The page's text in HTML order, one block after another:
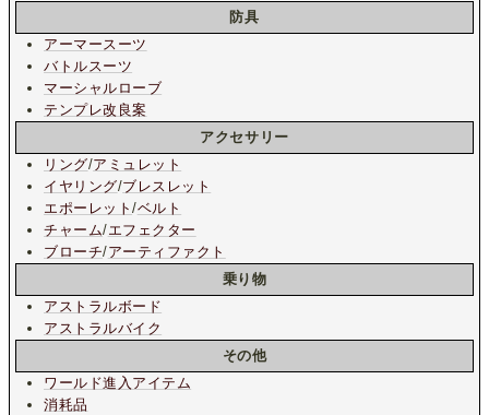
防具
アーマースーツ
バトルスーツ
マーシャルローブ
テンプレ改良案
アクセサリー
リング/アミュレット
イヤリング/ブレスレット
エポーレット/ベルト
チャーム/エフェクター
ブローチ/アーティファクト
乗り物
アストラルボード
アストラルバイク
その他
ワールド進入アイテム
消耗品